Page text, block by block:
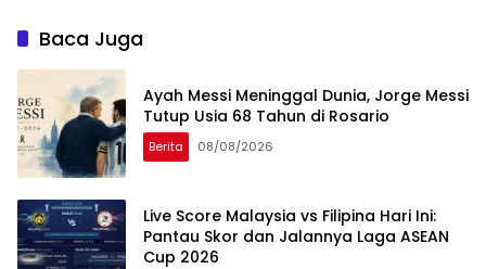
Baca Juga
Ayah Messi Meninggal Dunia, Jorge Messi
Tutup Usia 68 Tahun di Rosario
Berita 08/08/2026
Live Score Malaysia vs Filipina Hari Ini:
Pantau Skor dan Jalannya Laga ASEAN
Cup 2026